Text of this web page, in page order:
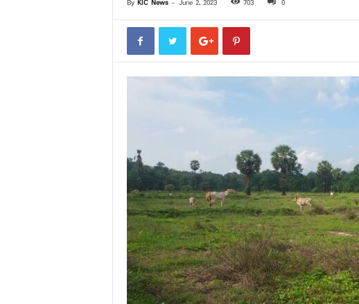
By KIC News- June 2, 2023 703 0